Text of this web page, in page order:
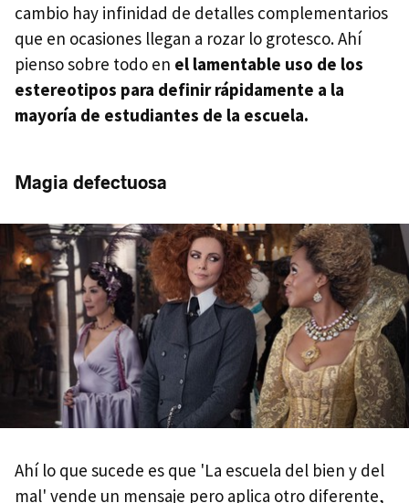
cambio hay infinidad de detalles complementarios
que en ocasiones llegan a rozar lo grotesco. Ahí
pienso sobre todo en el lamentable uso de los
estereotipos para definir rápidamente a la
mayoría de estudiantes de la escuela.
Magia defectuosa
Ahí lo que sucede es que 'La escuela del bien y del
mal' vende un mensaje pero aplica otro diferente,